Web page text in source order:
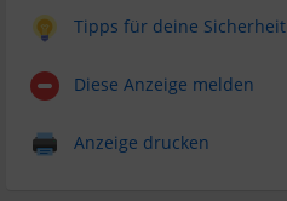
Tipps für deine Sicherheit
Diese Anzeige melden
Anzeige drucken